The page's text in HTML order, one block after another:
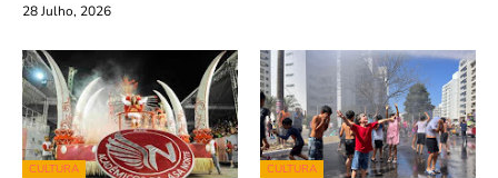
28 Julho, 2026
CULTURA CULTURA